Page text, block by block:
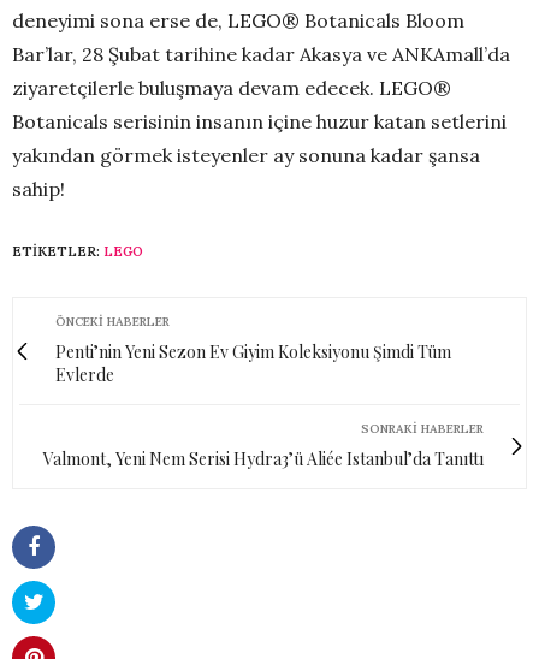
deneyimi sona erse de, LEGO® Botanicals Bloom
Bar’lar, 28 Şubat tarihine kadar Akasya ve ANKAmall’da
ziyaretçilerle buluşmaya devam edecek. LEGO®
Botanicals serisinin insanın içine huzur katan setlerini
yakından görmek isteyenler ay sonuna kadar şansa
sahip!
ETIKETLER: LEGO
ÖNCEKI HABERLER
Penti’nin Yeni Sezon Ev Giyim Koleksiyonu Şimdi Tüm
Evlerde
SONRAKI HABERLER
Valmont, Yeni Nem Serisi Hydra3’ü Aliée Istanbul’da Tanıttı